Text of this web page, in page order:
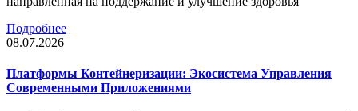
Подробнее
08.07.2026
Платформы Контейнеризации: Экосистема Управления
Современными Приложениями